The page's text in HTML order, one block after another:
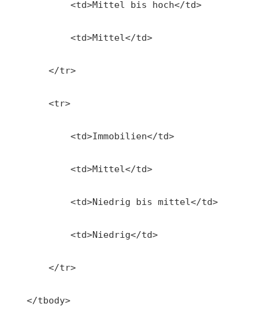
            <td>Mittel bis hoch</td>
            <td>Mittel</td>
        </tr>
        <tr>
            <td>Immobilien</td>
            <td>Mittel</td>
            <td>Niedrig bis mittel</td>
            <td>Niedrig</td>
        </tr>
    </tbody>